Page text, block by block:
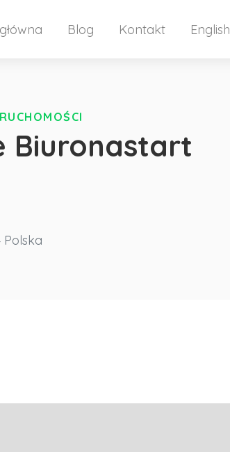
Blog Kontakt English
Biuronastart
Polska